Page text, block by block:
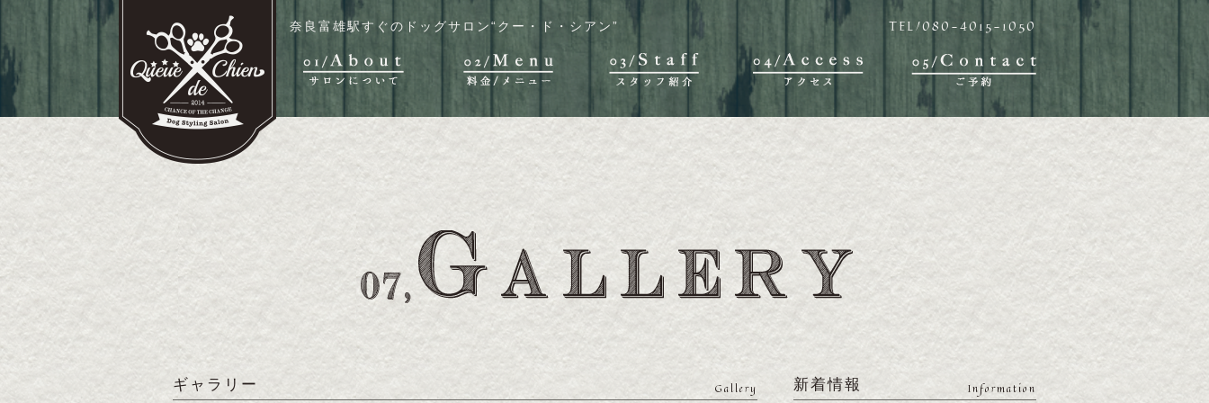
奈良富雄駅すぐのドッグサロン“クー・ド・シアン” TEL/080-4015-1050
ギャラリー Gallery 新着情報 Information